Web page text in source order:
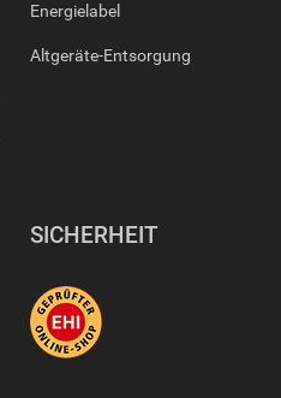
Energielabel
Altgeräte-Entsorgung
SICHERHEIT